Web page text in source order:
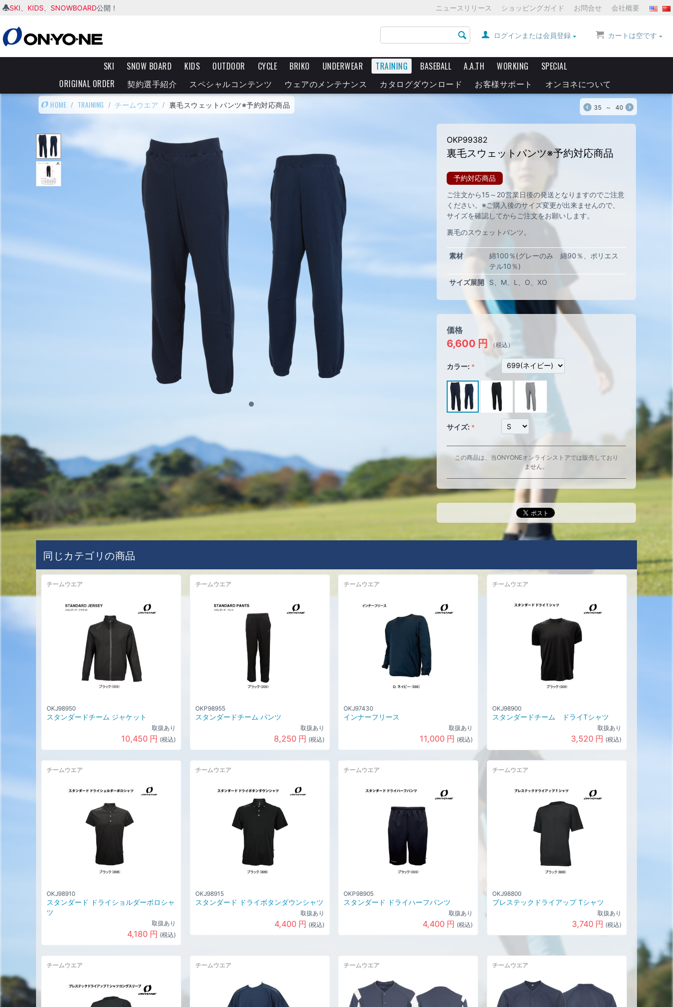
SKI KIDS SNOWBOARD公開！ ニュースリリース ショッピングガイド お問合せ 会社概要
カートは空です
ログインまたは会員登録
SKI SNOW BOARD KIDS OUTDOOR CYCLE BRIKO UNDERWEAR TRAINING BASEBALL A.A.TH WORKING
SPECIAL
ORIGINAL ORDER
契約選手紹介 スペシャルコンテンツ ウェアのメンテナンス カタログダウンロード お客様サポート オンヨネについて
HOME / TRAINING / チームウエア / 裏毛スウェットパンツ※予約対応商品 35 ～ 40
OKP99382
裏毛スウェットパンツ※予約対応商品
予約対応商品
ご注文から15～20営業日後の発送となりますのでご注意
ください。 ※ご購入後のサイズ変更が出来ませんので、
サイズを確認してからご注文をお願いします。
裏毛のスウェットパンツ。
素材
綿100％(グレーのみ 綿90％、ポリエス
テル10％)
サイズ展開
S M L O XO
価格
6,600 円 （税込）
カラー:
サイズ:
この商品は、当ONYONEオンラインストアでは販売しており
ません。
同じカテゴリの商品
チームウエア
OKJ98950
スタンダードチーム ジャケット
取扱あり
10,450 円 (税込)
チームウエア
OKP98955
スタンダードチーム パンツ
取扱あり
8,250 円 (税込)
チームウエア
OKJ97430
インナーフリース
取扱あり
11,000 円 (税込)
チームウエア
OKJ98900
スタンダードチーム ドライTシャツ
取扱あり
3,520 円 (税込)
チームウエア
OKJ98910
スタンダード ドライショルダーポロシャ
ツ
取扱あり
4,180 円 (税込)
チームウエア
OKJ98915
スタンダード ドライボタンダウンシャツ
取扱あり
4,400 円 (税込)
チームウエア
OKP98905
スタンダード ドライハーフパンツ
取扱あり
4,400 円 (税込)
チームウエア
OKJ98800
ブレステックドライアップ Tシャツ
取扱あり
3,740 円 (税込)
チームウエア チームウエア チームウエア チームウエア